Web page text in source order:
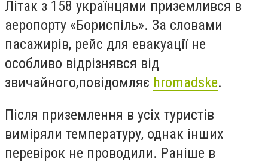
Літак з 158 українцями приземлився в
аеропорту «Бориспіль». За словами
пасажирів, рейс для евакуації не
особливо відрізнявся від
звичайного,повідомляє hromadske.
Після приземлення в усіх туристів
виміряли температуру, однак інших
перевірок не проводили. Раніше в